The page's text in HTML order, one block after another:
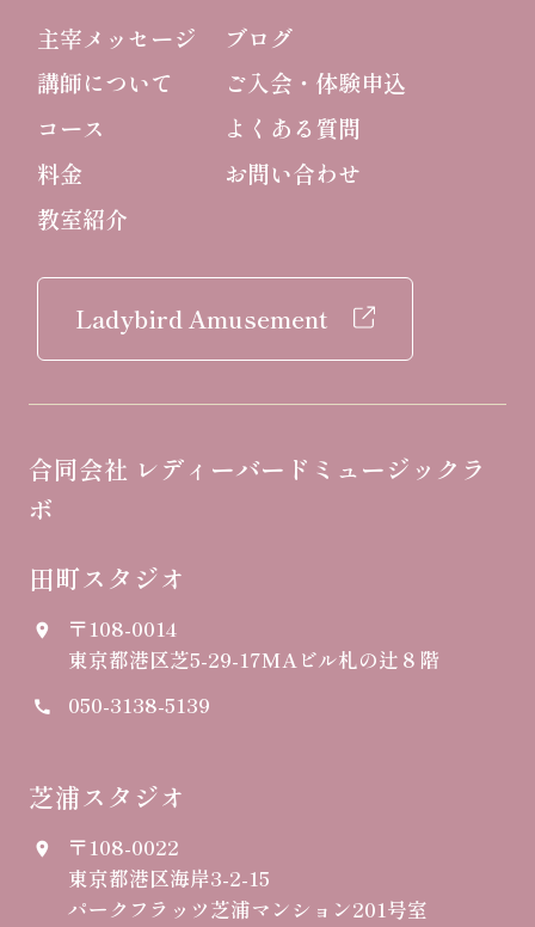
主宰メッセージ
講師について
コース
料金
教室紹介
ブログ
ご入会・体験申込
よくある質問
お問い合わせ
Ladybird Amusement
合同会社 レディーバードミュージックラ
ボ
田町スタジオ
place
〒108-0014
東京都港区芝5-29-17MAビル札の辻８階
call 050-3138-5139
芝浦スタジオ
place
〒108-0022
東京都港区海岸3-2-15
パークフラッツ芝浦マンション201号室